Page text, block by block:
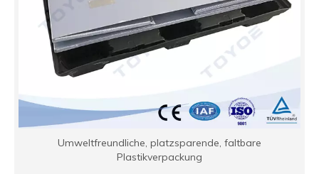
Umweltfreundliche, platzsparende, faltbare
Plastikverpackung